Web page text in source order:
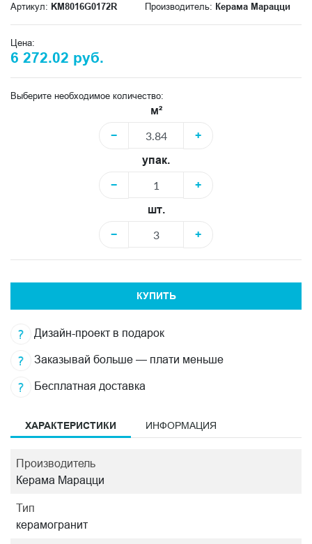
Артикул: KM8016G0172R Производитель: Керама Марацци
Цена:
6 272.02 руб.
Выберите необходимое количество:
м²
−
+
упак.
−
+
шт.
−
+
КУПИТЬ
Дизайн-проект в подарок
Заказывай больше — плати меньше
Бесплатная доставка
ХАРАКТЕРИСТИКИ ИНФОРМАЦИЯ
Производитель
Керама Марацци
Тип
керамогранит